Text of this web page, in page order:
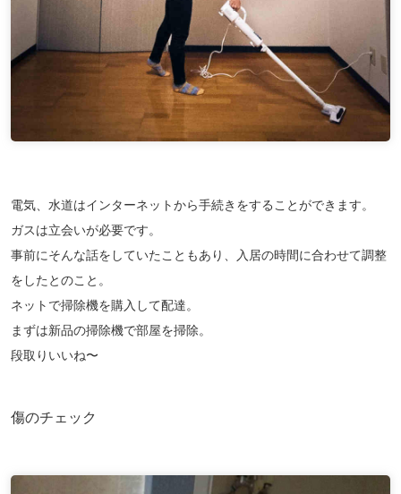
電気、水道はインターネットから手続きをすることができます。
ガスは立会いが必要です。
事前にそんな話をしていたこともあり、入居の時間に合わせて調整
をしたとのこと。
ネットで掃除機を購入して配達。
まずは新品の掃除機で部屋を掃除。
段取りいいね〜
傷のチェック